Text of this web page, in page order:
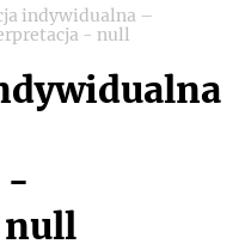
indywidualna –
- null
-